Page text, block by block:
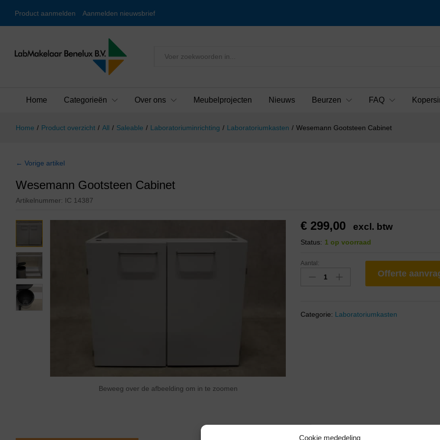
Cookie mededeling
Product aanmelden Aanmelden nieuwsbrief
Alles
Home Categorieën Over ons Meubelprojecten Nieuws Beurzen FAQ
Home / Product overzicht / All / Saleable / Laboratoriuminrichting / Laboratoriumkasten / Wesemann Gootsteen Cabinet
← Vorige artikel
Wesemann Gootsteen Cabinet
Artikelnummer: IC 14387
Beweeg over de afbeelding om in te zoomen
€ 299,00 excl. btw
Status: 1 op voorraad
Aantal:
Offerte
Categorie: Laboratoriumkasten